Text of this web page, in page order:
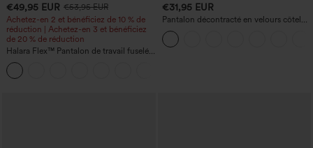
€49,95 EUR €53,95 EUR
Achetez-en 2 et bénéficiez de 10 % de
réduction | Achetez-en 3 et bénéficiez
de 20 % de réduction
Halara Flex™ Pantalon de travail fuselé,
uni, taille haute, avec poches
€31,95 EUR
Pantalon décontracté en velours côtelé,
taille mi-haute, poche zippée